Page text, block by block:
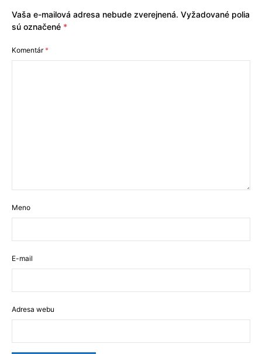
Vaša e-mailová adresa nebude zverejnená. Vyžadované polia
sú označené *
Komentár*
Meno
E-mail
Adresa webu